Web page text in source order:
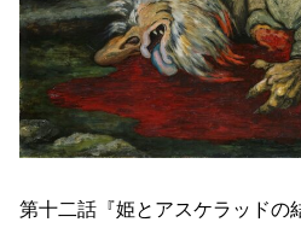
第十二話『姫とアスケラッドの